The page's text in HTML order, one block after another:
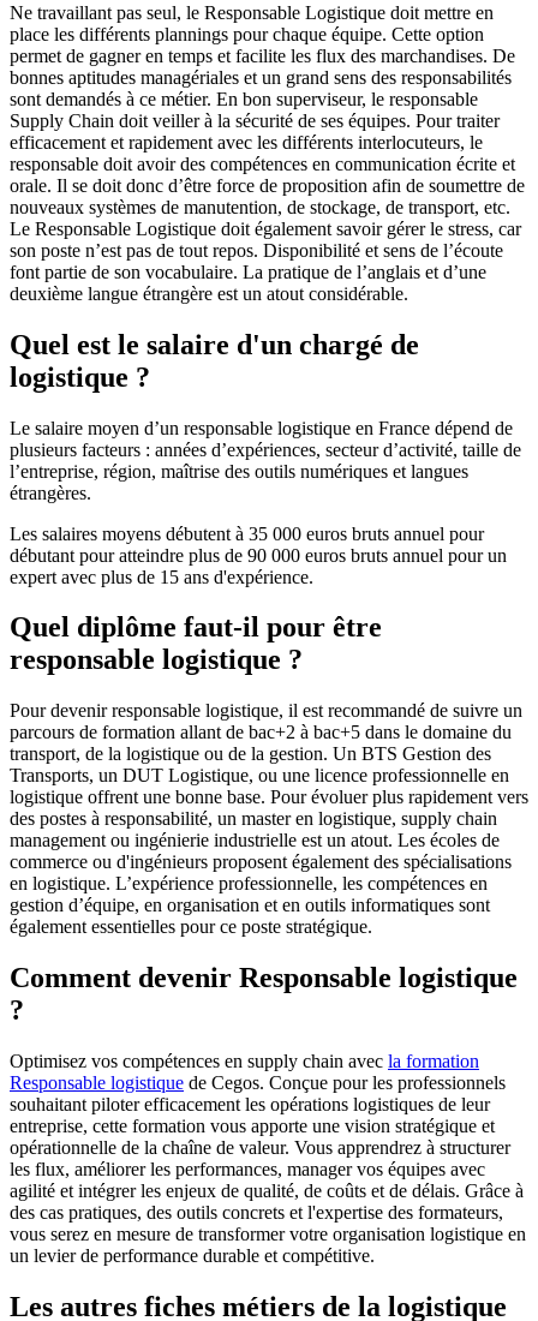
Ne travaillant pas seul, le Responsable Logistique doit mettre en
place les différents plannings pour chaque équipe. Cette option
permet de gagner en temps et facilite les flux des marchandises. De
bonnes aptitudes managériales et un grand sens des responsabilités
sont demandés à ce métier. En bon superviseur, le responsable
Supply Chain doit veiller à la sécurité de ses équipes. Pour traiter
efficacement et rapidement avec les différents interlocuteurs, le
responsable doit avoir des compétences en communication écrite et
orale. Il se doit donc d’être force de proposition afin de soumettre de
nouveaux systèmes de manutention, de stockage, de transport, etc.
Le Responsable Logistique doit également savoir gérer le stress, car
son poste n’est pas de tout repos. Disponibilité et sens de l’écoute
font partie de son vocabulaire. La pratique de l’anglais et d’une
deuxième langue étrangère est un atout considérable.
Quel est le salaire d'un chargé de
logistique ?
Le salaire moyen d’un responsable logistique en France dépend de
plusieurs facteurs : années d’expériences, secteur d’activité, taille de
l’entreprise, région, maîtrise des outils numériques et langues
étrangères.
Les salaires moyens débutent à 35 000 euros bruts annuel pour
débutant pour atteindre plus de 90 000 euros bruts annuel pour un
expert avec plus de 15 ans d'expérience.
Quel diplôme faut-il pour être
responsable logistique ?
Pour devenir responsable logistique, il est recommandé de suivre un
parcours de formation allant de bac+2 à bac+5 dans le domaine du
transport, de la logistique ou de la gestion. Un BTS Gestion des
Transports, un DUT Logistique, ou une licence professionnelle en
logistique offrent une bonne base. Pour évoluer plus rapidement vers
des postes à responsabilité, un master en logistique, supply chain
management ou ingénierie industrielle est un atout. Les écoles de
commerce ou d'ingénieurs proposent également des spécialisations
en logistique. L’expérience professionnelle, les compétences en
gestion d’équipe, en organisation et en outils informatiques sont
également essentielles pour ce poste stratégique.
Comment devenir Responsable logistique
?
Optimisez vos compétences en supply chain avec la formation
Responsable logistique de Cegos. Conçue pour les professionnels
souhaitant piloter efficacement les opérations logistiques de leur
entreprise, cette formation vous apporte une vision stratégique et
opérationnelle de la chaîne de valeur. Vous apprendrez à structurer
les flux, améliorer les performances, manager vos équipes avec
agilité et intégrer les enjeux de qualité, de coûts et de délais. Grâce à
des cas pratiques, des outils concrets et l'expertise des formateurs,
vous serez en mesure de transformer votre organisation logistique en
un levier de performance durable et compétitive.
Les autres fiches métiers de la logistique